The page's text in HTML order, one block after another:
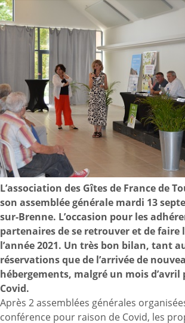
L’association des Gîtes de France de
son assemblée générale mardi 13
sur-Brenne. L’occasion pour les
partenaires de se retrouver et de faire
l’année 2021. Un très bon bilan, tant
réservations que de l’arrivée de
hébergements, malgré un mois
Covid.
Après 2 assemblées générales
conférence pour raison de Covid, les